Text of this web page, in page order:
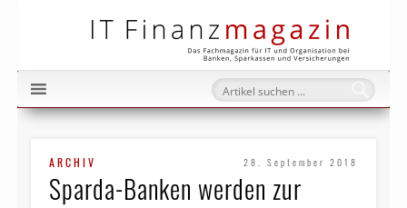
ARCHIV 28. September 2018
Sparda-Banken werden zur